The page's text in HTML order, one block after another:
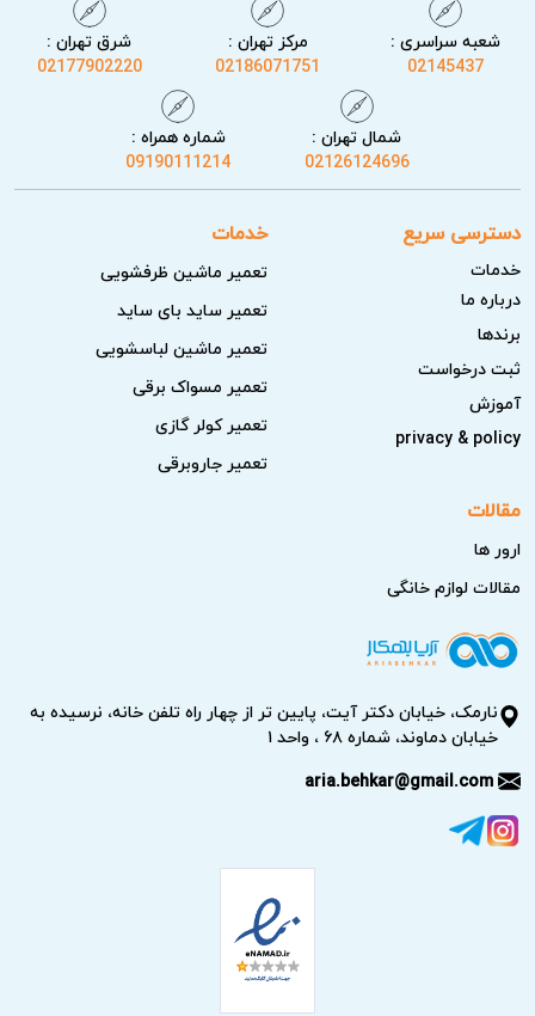
شعبه سراسری :
02145437
مرکز تهران :
02186071751
شرق تهران :
02177902220
شمال تهران :
02126124696
شماره همراه :
09190111214
دسترسی سریع
خدمات
درباره ما
برندها
ثبت درخواست
آموزش
privacy & policy
خدمات
تعمیر ماشین ظرفشویی
تعمیر ساید بای ساید
تعمیر ماشین لباسشویی
تعمیر مسواک برقی
تعمیر کولر گازی
تعمیر جاروبرقی
مقالات
ارور ها
مقالات لوازم خانگی
نارمک، خیابان دکتر آیت، پایین تر از چهار راه تلفن خانه، نرسیده به
خیابان دماوند، شماره ۶۸ ، واحد ۱
aria.behkar@gmail.com